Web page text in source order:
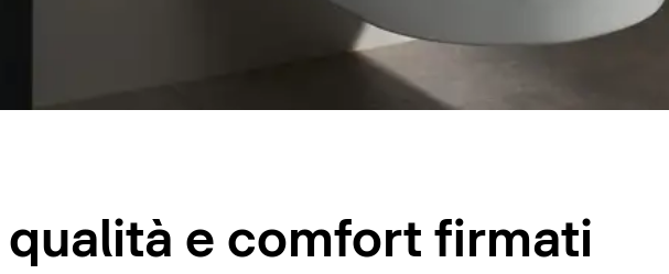
qualità e comfort firmati